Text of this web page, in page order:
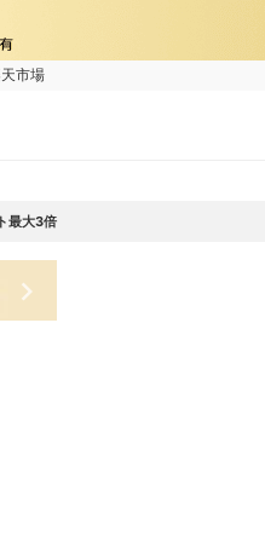
市場
最大3倍
keyboard_arrow_right